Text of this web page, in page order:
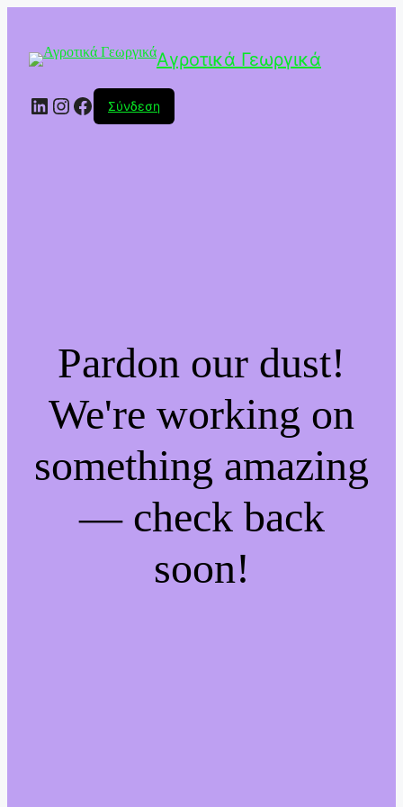
Αγροτικά Γεωργικά
Linkedin
Instagram
Facebook
Σύνδεση
Pardon our dust!
We're working on
something amazing
— check back
soon!